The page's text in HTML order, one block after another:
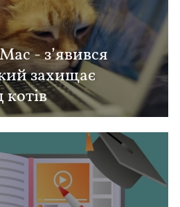
- з’явився
захищає
котів